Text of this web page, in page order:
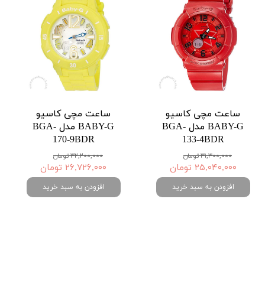
ساعت مچی کاسیو
BABY-G مدل BGA-
133-4BDR
۳۱,۳۰۰,۰۰۰ تومان
۲۵,۰۴۰,۰۰۰ تومان
افزودن به سبد خرید
ساعت مچی کاسیو
BABY-G مدل BGA-
170-9BDR
۳۲,۲۰۰,۰۰۰ تومان
۲۶,۷۲۶,۰۰۰ تومان
افزودن به سبد خرید